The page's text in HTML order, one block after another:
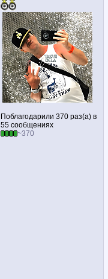
Поблагодарили 370 раз(а) в
55 сообщениях
~370